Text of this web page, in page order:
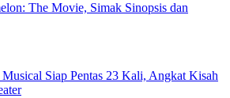
The Movie, Simak Sinopsis dan
Siap Pentas 23 Kali, Angkat Kisah